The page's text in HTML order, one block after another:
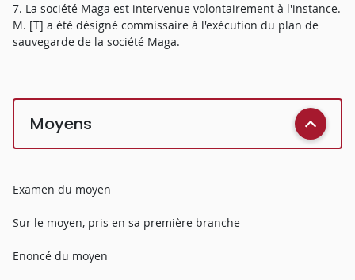
7. La société Maga est intervenue volontairement à l'instance.
M. [T] a été désigné commissaire à l'exécution du plan de
sauvegarde de la société Maga.
Moyens
Examen du moyen
Sur le moyen, pris en sa première branche
Enoncé du moyen